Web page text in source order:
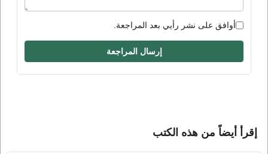
أوافق على نشر رأيي بعد المراجعة.
إرسال المراجعة
إقرأ أيضاً من هذه الكتب